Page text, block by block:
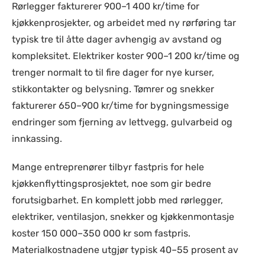
Rørlegger fakturerer 900–1 400 kr/time for
kjøkkenprosjekter, og arbeidet med ny rørføring tar
typisk tre til åtte dager avhengig av avstand og
kompleksitet. Elektriker koster 900–1 200 kr/time og
trenger normalt to til fire dager for nye kurser,
stikkontakter og belysning. Tømrer og snekker
fakturerer 650–900 kr/time for bygningsmessige
endringer som fjerning av lettvegg, gulvarbeid og
innkassing.
Mange entreprenører tilbyr fastpris for hele
kjøkkenflyttingsprosjektet, noe som gir bedre
forutsigbarhet. En komplett jobb med rørlegger,
elektriker, ventilasjon, snekker og kjøkkenmontasje
koster 150 000–350 000 kr som fastpris.
Materialkostnadene utgjør typisk 40–55 prosent av